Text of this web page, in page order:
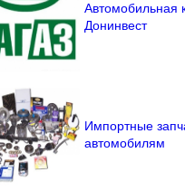
Автомобильная
Донинвест
Импортные
автомобилям